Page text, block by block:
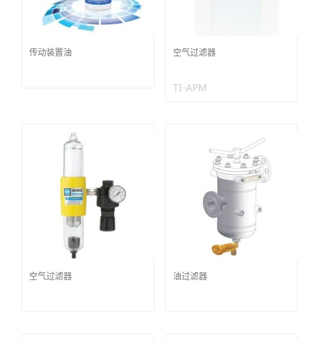
传动装置油 空气过滤器
TI-APM
空气过滤器 油过滤器